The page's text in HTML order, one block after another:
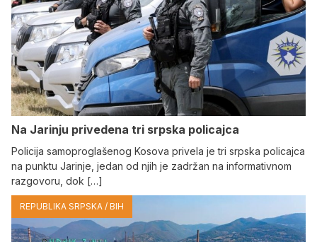
Na Јarinju privedena tri srpska policajca
Policija samoproglašenog Kosova privela je tri srpska policajca
na punktu Јarinje, jedan od njih je zadržan na informativnom
razgovoru, dok […]
REPUBLIKA SRPSKA / BIH